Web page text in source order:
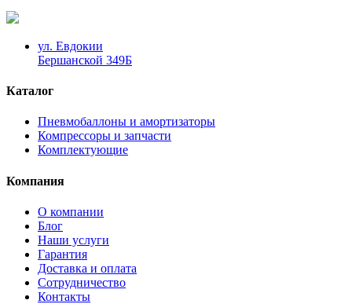
ул. Евдокии
Бершанской 349Б
Каталог
Пневмобаллоны и амортизаторы
Компрессоры и запчасти
Комплектующие
Компания
О компании
Блог
Наши услуги
Гарантия
Доставка и оплата
Сотрудничество
Контакты